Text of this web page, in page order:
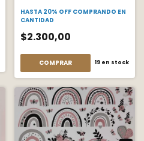
HASTA 20% OFF COMPRANDO EN
CANTIDAD
$2.300,00
COMPRAR 19 en stock